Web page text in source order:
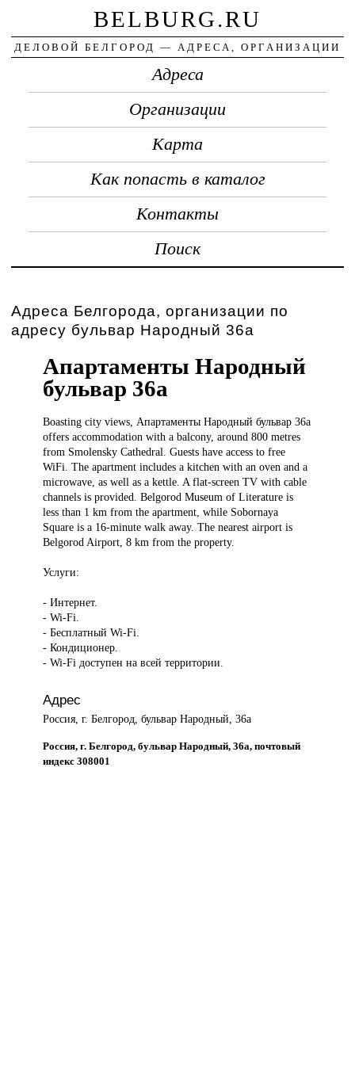
BELBURG.RU
ДЕЛОВОЙ БЕЛГОРОД — АДРЕСА, ОРГАНИЗАЦИИ
Адреса
Организации
Карта
Как попасть в каталог
Контакты
Поиск
Адреса Белгорода, организации по
адресу бульвар Народный 36а
Апартаменты Народный
бульвар 36а
Boasting cityviews, Апартаменты Народный бульвар 36а
offers accommodation with a balcony, around 800 metres
from Smolensky Cathedral. Guests have access to free
WiFi. The apartment includes a kitchen with an oven and a
microwave, as well as a kettle. A flat-screen TV with cable
channels is provided. Belgorod Museum of Literature is
less than 1 km from the apartment, while Sobornaya
Square is a 16-minute walk away. The nearest airport is
Belgorod Airport, 8 km from the property.
Услуги:
- Интернет.
- Wi-Fi.
- Бесплатный Wi-Fi.
- Кондиционер.
- Wi-Fi доступен на всей территории.
Адрес
Россия, г. Белгород, бульвар Народный, 36а
Россия, г. Белгород, бульвар Народный, 36а, почтовый
индекс 308001